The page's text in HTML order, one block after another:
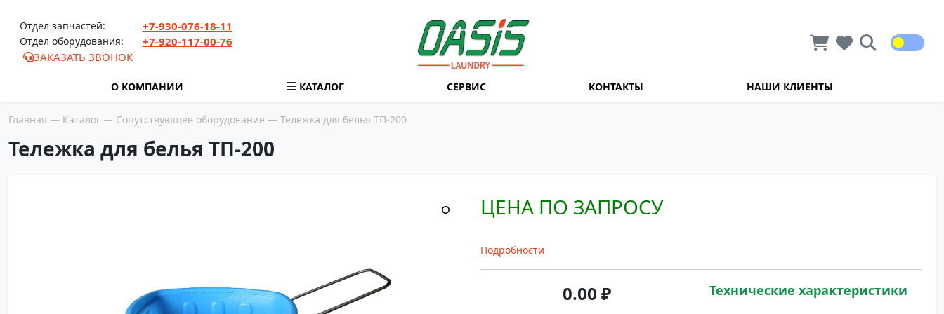
Отдел запчастей: +7-930-076-18-11
Отдел оборудования:
+7-920-117-00-76
ЗАКАЗАТЬ ЗВОНОК
О КОМПАНИИ КАТАЛОГ СЕРВИС КОНТАКТЫ НАШИ КЛИЕНТЫ
Главная — Каталог — Сопутствующее оборудование — Тележка для белья ТП-200
Тележка для белья ТП-200
ЦЕНА ПО ЗАПРОСУ
Подробности
0.00 ₽ Технические характеристики